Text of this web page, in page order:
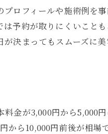
ロフィールや施術例を
予約が取りにくいこと
決まってもスムーズに
金が3,000円から5,000
から10,000円前後が相場